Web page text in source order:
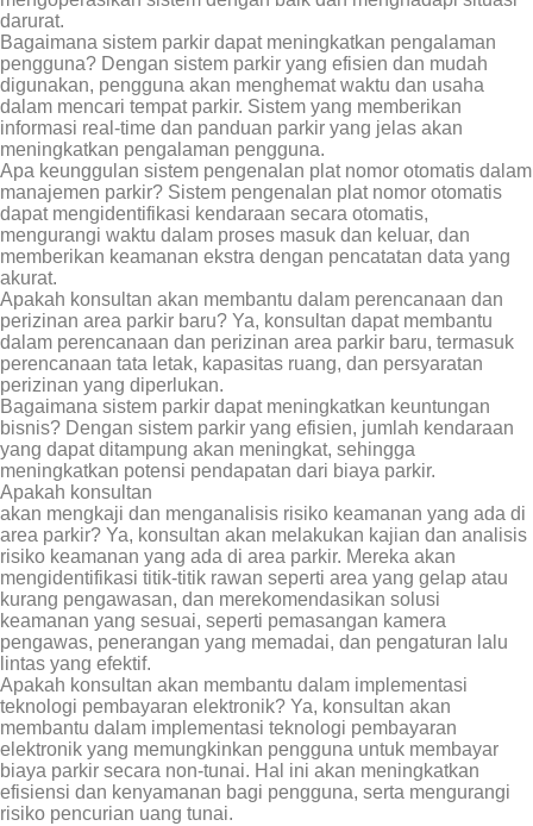
darurat.
Bagaimana sistem parkir dapat meningkatkan pengalaman
pengguna? Dengan sistem parkir yang efisien dan mudah
digunakan, pengguna akan menghemat waktu dan usaha
dalam mencari tempat parkir. Sistem yang memberikan
informasi real-time dan panduan parkir yang jelas akan
meningkatkan pengalaman pengguna.
Apa keunggulan sistem pengenalan plat nomor otomatis dalam
manajemen parkir? Sistem pengenalan plat nomor otomatis
dapat mengidentifikasi kendaraan secara otomatis,
mengurangi waktu dalam proses masuk dan keluar, dan
memberikan keamanan ekstra dengan pencatatan data yang
akurat.
Apakah konsultan akan membantu dalam perencanaan dan
perizinan area parkir baru? Ya, konsultan dapat membantu
dalam perencanaan dan perizinan area parkir baru, termasuk
perencanaan tata letak, kapasitas ruang, dan persyaratan
perizinan yang diperlukan.
Bagaimana sistem parkir dapat meningkatkan keuntungan
bisnis? Dengan sistem parkir yang efisien, jumlah kendaraan
yang dapat ditampung akan meningkat, sehingga
meningkatkan potensi pendapatan dari biaya parkir.
Apakah konsultan
akan mengkaji dan menganalisis risiko keamanan yang ada di
area parkir? Ya, konsultan akan melakukan kajian dan analisis
risiko keamanan yang ada di area parkir. Mereka akan
mengidentifikasi titik-titik rawan seperti area yang gelap atau
kurang pengawasan, dan merekomendasikan solusi
keamanan yang sesuai, seperti pemasangan kamera
pengawas, penerangan yang memadai, dan pengaturan lalu
lintas yang efektif.
Apakah konsultan akan membantu dalam implementasi
teknologi pembayaran elektronik? Ya, konsultan akan
membantu dalam implementasi teknologi pembayaran
elektronik yang memungkinkan pengguna untuk membayar
biaya parkir secara non-tunai. Hal ini akan meningkatkan
efisiensi dan kenyamanan bagi pengguna, serta mengurangi
risiko pencurian uang tunai.